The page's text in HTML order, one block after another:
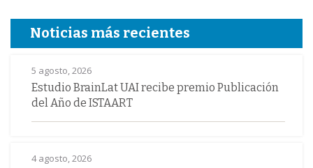
Noticias más recientes
5 agosto, 2026
Estudio BrainLat UAI recibe premio Publicación
del Año de ISTAART
4 agosto, 2026